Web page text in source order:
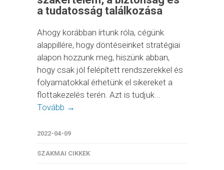
a tudatosság találkozása
Ahogy korábban írtunk róla, cégünk
alappillére, hogy döntéseinket stratégiai
alapon hozzunk meg, hiszünk abban,
hogy csak jól felépített rendszerekkel és
folyamatokkal érhetünk el sikereket a
flottakezelés terén. Azt is tudjuk...
Tovább →
2022-04-09
SZAKMAI CIKKEK